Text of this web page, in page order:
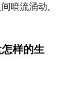
暗流涌动。
样的生